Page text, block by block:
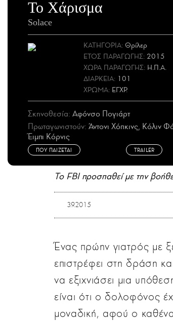
Το Χάρισμα
Solace
ΚΑΤΗΓΟΡΙΑ: Θρίλερ
ΕΤΟΣ ΠΑΡΑΓΩΓΗΣ: 2015
ΧΩΡΑ ΠΑΡΑΓΩΓΗΣ: Η.Π.Α.
ΔΙΑΡΚΕΙΑ: 101
ΧΡΩΜΑ: ΕΓΧΡ.
Σκηνοθεσία: Αφόνσο Πογιάρτ
Πρωταγωνιστούν: Άντονι Χόπκινς, Κόλιν
Έιμπι Κόρνις
ΠΟΥ ΠΑΙΖΕΤΑΙ TRAILER
Το FBI προσπαθεί με την
3.9.2015
Ένας πρώην γιατρός με
επιστρέφει στη δράση
να εξιχνιάσει μια
είναι ότι ο δολοφόνος
μοναδική, αφού ο